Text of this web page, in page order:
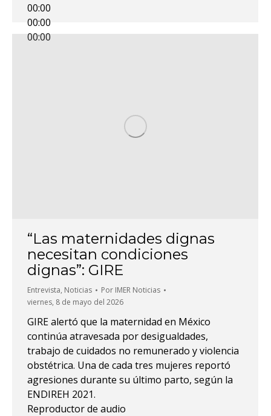
00:00
00:00
00:00
“Las maternidades dignas
necesitan condiciones
dignas”: GIRE
Entrevista, Noticias Por IMER Noticias
viernes, 8 de mayo del 2026
GIRE alertó que la maternidad en México
continúa atravesada por desigualdades,
trabajo de cuidados no remunerado y violencia
obstétrica. Una de cada tres mujeres reportó
agresiones durante su último parto, según la
ENDIREH 2021.
Reproductor de audio